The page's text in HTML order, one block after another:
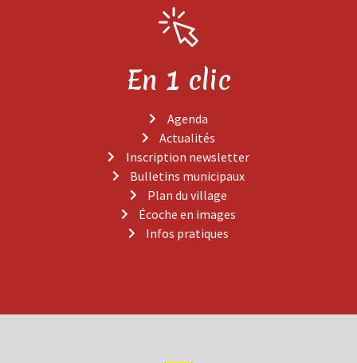
En 1 clic
Agenda
Actualités
Inscription newsletter
Bulletins municipaux
Plan du village
Écoche en images
Infos pratiques